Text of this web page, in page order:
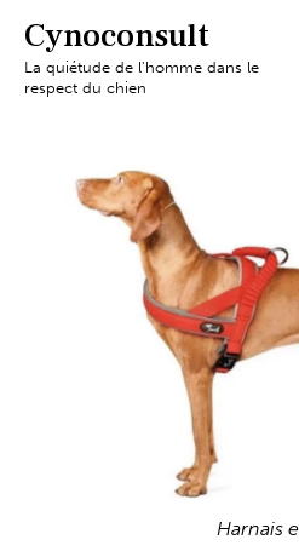
Cynoconsult
La quiétude de l'homme dans le
respect du chien
Harnais